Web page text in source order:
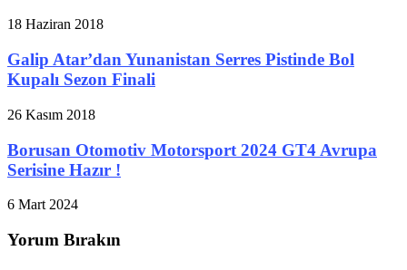
18 Haziran 2018
Galip Atar’dan Yunanistan Serres Pistinde Bol
Kupalı Sezon Finali
26 Kasım 2018
Borusan Otomotiv Motorsport 2024 GT4 Avrupa
Serisine Hazır !
6 Mart 2024
Yorum Bırakın